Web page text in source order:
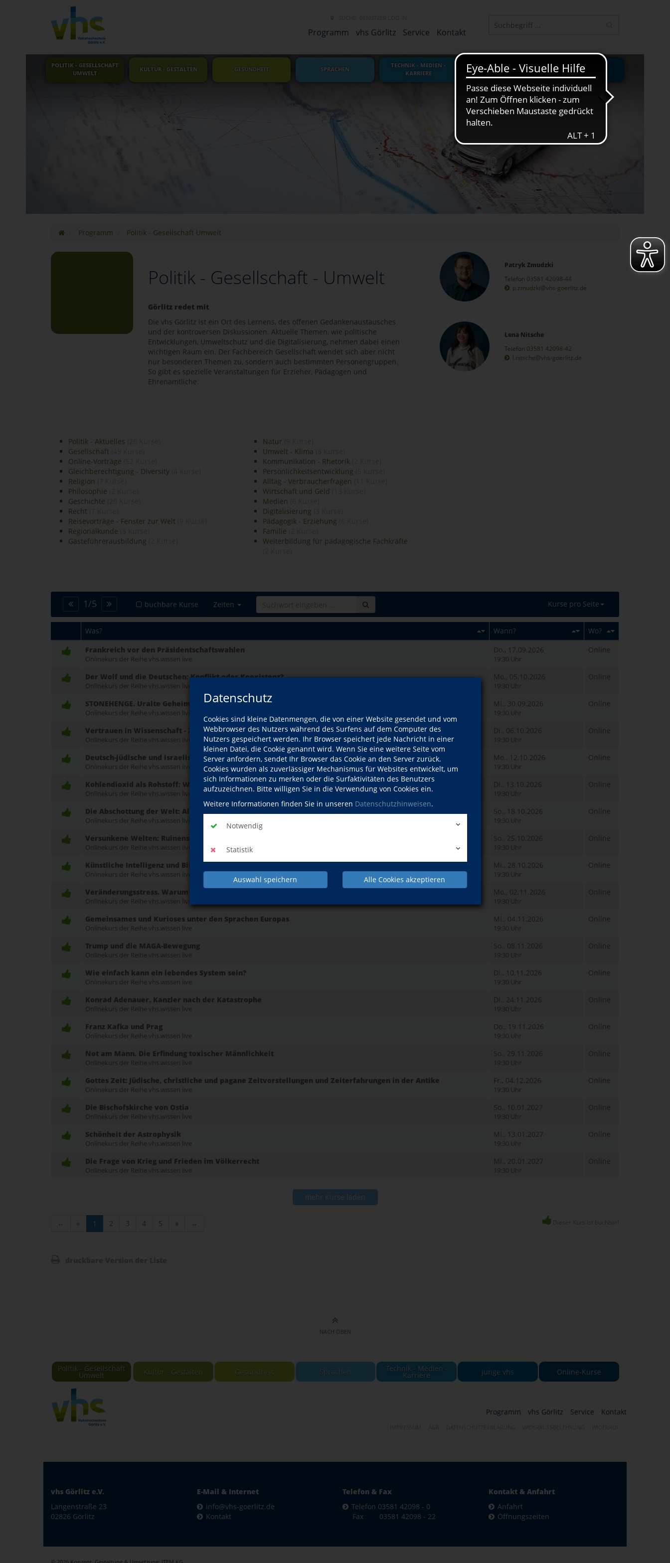
Datenschutz
Cookies sind kleine Datenmengen, die von einer Website gesendet und vom
Webbrowser des Nutzers während des Surfens auf dem Computer des
Nutzers gespeichert werden. Ihr Browser speichert jede Nachricht in einer
kleinen Datei, die Cookie genannt wird. Wenn Sie eine weitere Seite vom
Server anfordern, sendet Ihr Browser das Cookie an den Server zurück.
Cookies wurden als zuverlässiger Mechanismus für Websites entwickelt, um
sich Informationen zu merken oder die Surfaktivitäten des Benutzers
aufzuzeichnen. Bitte willigen Sie in die Verwendung von Cookies ein.
Weitere Informationen finden Sie in unseren Datenschutzhinweisen.
Notwendig
Statistik
Auswahl speichern Alle Cookies akzeptieren
Programm vhs Görlitz Service Kontakt
POLITIK - GESELLSCHAFT
UMWELT
KULTUR - GESTALTEN GESUNDHEIT SPRACHEN
TECHNIK - MEDIEN -
KARRIERE
JUNGE VHS ONLINE-KURSE
Programm Politik - Gesellschaft Umwelt
Politik - Gesellschaft - Umwelt
Görlitz redet mit
Die vhs Görlitz ist ein Ort des Lernens, des offenen Gedankenaustausches
und der kontroversen Diskussionen. Aktuelle Themen, wie politische
Entwicklungen, Umweltschutz und die Digitalisierung, nehmen dabei einen
wichtigen Raum ein. Der Fachbereich Gesellschaft wendet sich aber nicht
nur besonderen Themen zu, sondern auch bestimmten Personengruppen.
So gibt es spezielle Veranstaltungen für Erzieher, Pädagogen und
Ehrenamtliche.
Politik - Aktuelles
Gesellschaft
Online-Vorträge
Gleichberechtigung - Diversity
Religion
Philosophie
Geschichte
Recht
Reisevorträge - Fenster zur Welt
Regionalkunde
Gästeführerausbildung
Natur
Umwelt - Klima
Kommunikation - Rhetorik
Persönlichkeitsentwicklung
Alltag - Verbraucherfragen
Wirtschaft und Geld
Medien
Digitalisierung
Pädagogik - Erziehung
Familie
Weiterbildung für pädagogische Fachkräfte
Patryk Zmudzki
Telefon 03581 42098-44
p.zmudzki@vhs-goerlitz.de
Lena Nitsche
Telefon 03581 42098-42
l.nitsche@vhs-goerlitz.de
1/5 buchbare Kurse Zeiten Kurse pro Seite
Was? Wann?
Wo?
Frankreich vor den Präsidentschaftswahlen
Onlinekurs der Reihe vhs.wissen live
Do., 17.09.2026
19:30 Uhr
Online
Der Wolf und die Deutschen: Konflikt oder Koexistenz?
Onlinekurs der Reihe vhs.wissen live
Mo., 05.10.2026
19:30 Uhr
Online
STONEHENGE. Uralte Geheimnisse, neue Entdeckungen
Onlinekurs der Reihe vhs.wissen live
Mi., 30.09.2026
19:30 Uhr
Online
Vertrauen in Wissenschaft - Zwischen Expertise und Skepsis
Onlinekurs der Reihe vhs.wissen live
Di., 06.10.2026
19:30 Uhr
Online
Deutsch-jüdische und israelische Literatur
Onlinekurs der Reihe vhs.wissen live
Mo., 12.10.2026
19:30 Uhr
Online
Kohlendioxid als Rohstoff: Wie schließen wir den Kreislauf?
Onlinekurs der Reihe vhs.wissen live
Di., 13.10.2026
19:30 Uhr
Online
Die Abschottung der Welt: Als Juden vor verschlossenen Grenzen standen. 1933–1945
Onlinekurs der Reihe vhs.wissen live
So., 18.10.2026
19:30 Uhr
Online
Versunkene Welten: Ruinenstädte in der Antike von Troja bis Pompeji
Onlinekurs der Reihe vhs.wissen live
So., 25.10.2026
19:30 Uhr
Online
Künstliche Intelligenz und Bildung – Lernen mit und lernen trotz KI
Onlinekurs der Reihe vhs.wissen live
Mi., 28.10.2026
19:30 Uhr
Online
Veränderungsstress. Warum tun sich Gesellschaften mit Veränderungen so schwer?
Onlinekurs der Reihe vhs.wissen live
Mo., 02.11.2026
19:30 Uhr
Online
Gemeinsames und Kurioses unter den Sprachen Europas
Onlinekurs der Reihe vhs.wissen live
Mi., 04.11.2026
19:30 Uhr
Online
Trump und die MAGA-Bewegung
Onlinekurs der Reihe vhs.wissen live
So., 08.11.2026
19:30 Uhr
Online
Wie einfach kann ein lebendes System sein?
Onlinekurs der Reihe vhs.wissen live
Di., 10.11.2026
19:30 Uhr
Online
Konrad Adenauer. Kanzler nach der Katastrophe
Onlinekurs der Reihe vhs.wissen live
Di., 24.11.2026
19:30 Uhr
Online
Franz Kafka und Prag
Onlinekurs der Reihe vhs.wissen live
Do., 19.11.2026
19:30 Uhr
Online
Not am Mann. Die Erfindung toxischer Männlichkeit
Onlinekurs der Reihe vhs.wissen live
So., 29.11.2026
19:30 Uhr
Online
Gottes Zeit: Jüdische, christliche und pagane Zeitvorstellungen und Zeiterfahrungen in der Antike
Onlinekurs der Reihe vhs.wissen live
Fr., 04.12.2026
19:30 Uhr
Online
Die Bischofskirche von Ostia
Onlinekurs der Reihe vhs.wissen live
So., 10.01.2027
19:30 Uhr
Online
Schönheit der Astrophysik
Onlinekurs der Reihe vhs.wissen live
Mi., 13.01.2027
19:30 Uhr
Online
Die Frage von Krieg und Frieden im Völkerrecht
Onlinekurs der Reihe vhs.wissen live
Mi., 20.01.2027
19:30 Uhr
Online
mehr Kurse laden
← « 1 2 3 4 5 » →
NACH OBEN
Politik - Gesellschaft
Umwelt Kultur - Gestalten Gesundheit Sprachen Technik - Medien -
Karriere junge vhs Online-Kurse
Programm vhs Görlitz Service Kontakt
vhs Görlitz e.V.
Langenstraße 23
02826 Görlitz
E-Mail & Internet
info@vhs-goerlitz.de
Kontakt
Telefon & Fax
Telefon 03581 42098 - 0
Fax 03581 42098 - 22
Kontakt & Anfahrt
Anfahrt
Öffnungszeiten